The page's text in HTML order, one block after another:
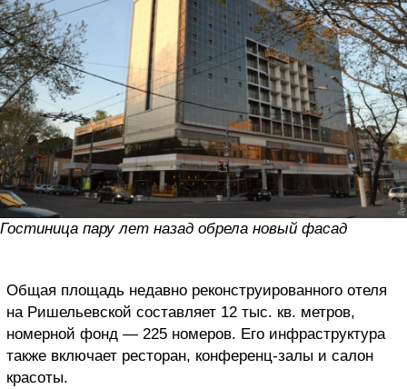
Гостиница пару лет назад обрела новый фасад
Общая площадь недавно реконструированного отеля
на Ришельевской составляет 12 тыс. кв. метров,
номерной фонд — 225 номеров. Его инфраструктура
также включает ресторан, конференц-залы и салон
красоты.